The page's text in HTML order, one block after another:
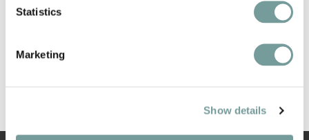
Statistics
Marketing
Show details